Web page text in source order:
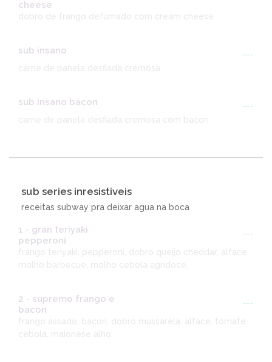
cheese
dobro de frango defumado com cream cheese
sub insano
---
carne de panela desfiada cremosa
sub insano bacon
---
carne de panela desfiada cremosa com bacon
sub series inresistiveis
receitas subway pra deixar agua na boca
1 - gran teriyaki
pepperoni
---
frango teriyaki, pepperoni, dobro queijo cheddar, alface,
molho barbecue, molho cebola agridoce.
2 - supremo frango e
bacon
---
frango assado, bacon, dobro mussarela, alface, tomate,
cebola, maionese alho.